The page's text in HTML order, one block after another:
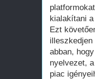
kialakítani
Ezt
abban,
nyelvezet,
piac